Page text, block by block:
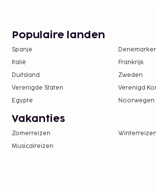
Populaire landen
Spanje
Italië
Frankrijk
Duitsland
Zweden
Verenigde Staten
Verenigd
Egypte
Noorwegen
Vakanties
Zomerreizen Winterreizen
Musicalreizen